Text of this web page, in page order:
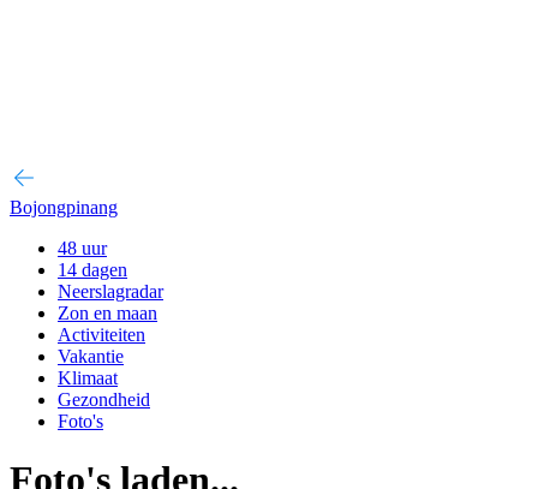
Bojongpinang
48 uur
14 dagen
Neerslagradar
Zon en maan
Activiteiten
Vakantie
Klimaat
Gezondheid
Foto's
Foto's laden...